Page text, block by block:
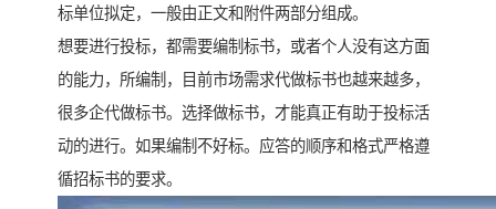
标单位拟定，一般由正文和附件两部分组成。
想要进行投标，都需要编制标书，或者个人没有这方面
的能力，所编制，目前市场需求代做标书也越来越多，
很多企代做标书。选择做标书，才能真正有助于投标活
动的进行。如果编制不好标。应答的顺序和格式严格遵
循招标书的要求。